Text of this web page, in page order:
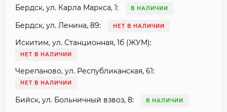
Бердск, ул. Карла Маркса, 1: В НАЛИЧИИ
Бердск, ул. Ленина, 89: НЕТ В НАЛИЧИИ
Искитим, ул. Станционная, 1б (ЖУМ):
НЕТ В НАЛИЧИИ
Черепаново, ул. Республиканская, 61:
НЕТ В НАЛИЧИИ
Бийск, ул. Больничный взвоз, 8: В НАЛИЧИИ